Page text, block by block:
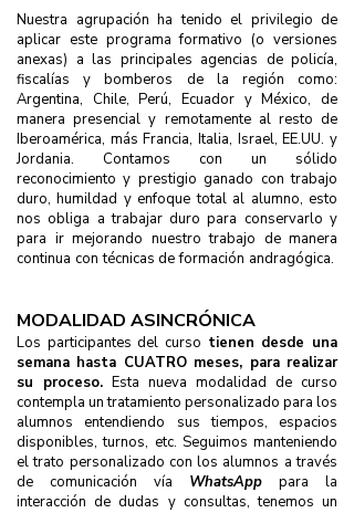
Nuestra agrupación ha tenido el privilegio de
aplicar este programa formativo (o versiones
anexas) a las principales agencias de policía,
fiscalías y bomberos de la región como:
Argentina, Chile, Perú, Ecuador y México, de
manera presencial y remotamente al resto de
Iberoamérica, más Francia, Italia, Israel, EE.UU. y
Jordania. Contamos con un sólido
reconocimiento y prestigio ganado con trabajo
duro, humildad y enfoque total al alumno, esto
nos obliga a trabajar duro para conservarlo y
para ir mejorando nuestro trabajo de manera
continua con técnicas de formación andragógica.
MODALIDAD ASINCRÓNICA
Los participantes del curso tienen desde una
semana hasta CUATRO meses, para realizar
su proceso. Esta nueva modalidad de curso
contempla un tratamiento personalizado para los
alumnos entendiendo sus tiempos, espacios
disponibles, turnos, etc. Seguimos manteniendo
el trato personalizado con los alumnos a través
de comunicación vía WhatsApp para la
interacción de dudas y consultas, tenemos un